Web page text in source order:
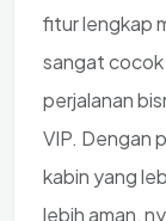
fitur lengkap
sangat cocok
perjalanan
VIP. Dengan
kabin yang
lebih aman,